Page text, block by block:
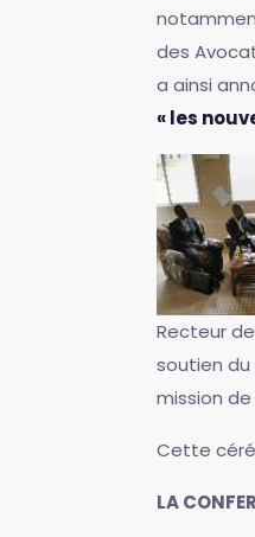
des
a ainsi
« les
Recteur
soutien
mission
Cette
LA